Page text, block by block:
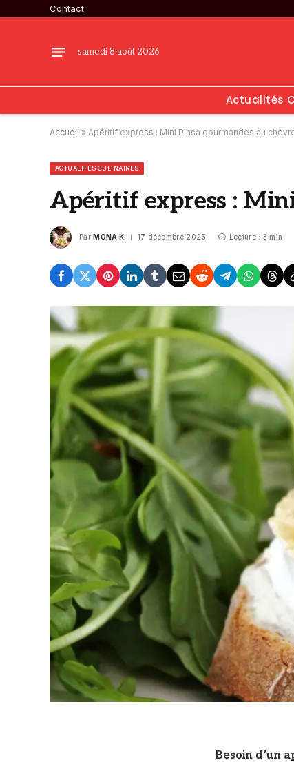
Contact
samedi 8 août 2026
Actualités
Accueil » Apéritif express : Mini Pinsa gourmandes au
ACTUALITÉS CULINAIRES
Apéritif express :
Par MONA K. 17 décembre 2025 Lecture : 3 min
Besoin d’un